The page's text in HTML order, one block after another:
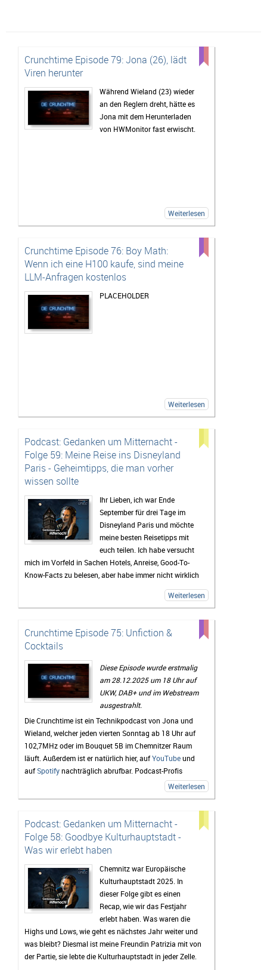
Crunchtime Episode 79: Jona (26), lädt
Viren herunter
Während Wieland (23) wieder
an den Reglern dreht, hätte es
Jona mit dem Herunterladen
von HWMonitor fast erwischt.
Weiterlesen
Crunchtime Episode 76: Boy Math:
Wenn ich eine H100 kaufe, sind meine
LLM-Anfragen kostenlos
PLACEHOLDER
Weiterlesen
Podcast: Gedanken um Mitternacht -
Folge 59: Meine Reise ins Disneyland
Paris - Geheimtipps, die man vorher
wissen sollte
Ihr Lieben, ich war Ende
September für drei Tage im
Disneyland Paris und möchte
meine besten Reisetipps mit
euch teilen. Ich habe versucht
mich im Vorfeld in Sachen Hotels, Anreise, Good-To-
Know-Facts zu belesen, aber habe immer nicht wirklich
viel gefunden und deshalb habe ich euch diese Episode
aufgenommen, damit es euch nicht geht, wie mir. Hier
mehr.
Weiterlesen
Crunchtime Episode 75: Unfiction &
Cocktails
Diese Episode wurde erstmalig
am 28.12.2025 um 18 Uhr auf
UKW, DAB+ und im Webstream
ausgestrahlt.
Die Crunchtime ist ein Technikpodcast von Jona und
Wieland, welcher jeden vierten Sonntag ab 18 Uhr auf
102,7MHz oder im Bouquet 5B im Chemnitzer Raum
läuft. Außerdem ist er natürlich hier, aufYouTubeund
aufSpotifynachträglich abrufbar. Podcast-Profis
verwenden.
Lob, Kritik und Themenvorschläge für zukünftige
sehr willkommen.
zur Episodenübersicht
Weiterlesen
Podcast: Gedanken um Mitternacht -
Folge 58: Goodbye Kulturhauptstadt -
Was wir erlebt haben
Chemnitz war Europäische
Kulturhauptstadt 2025. In
dieser Folge gibt es einen
Recap, wie wir das Festjahr
erlebt haben. Was waren die
Highs und Lows, wie geht es nächstes Jahr weiter und
was bleibt? Diesmal ist meine Freundin Patrizia mit von
der Partie, sie lebte die Kulturhauptstadt in jeder Zelle.